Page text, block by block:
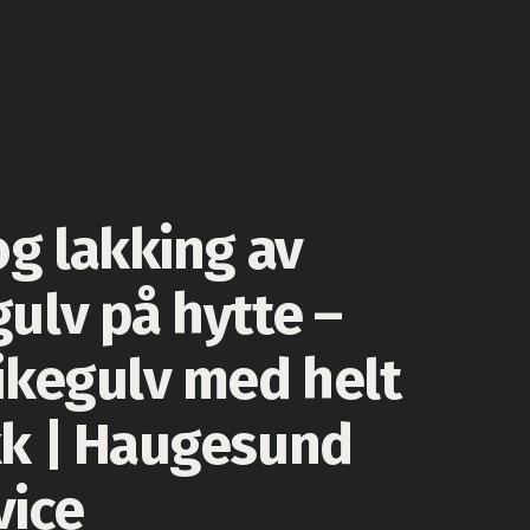
lakking av
på hytte –
med helt
| Haugesund